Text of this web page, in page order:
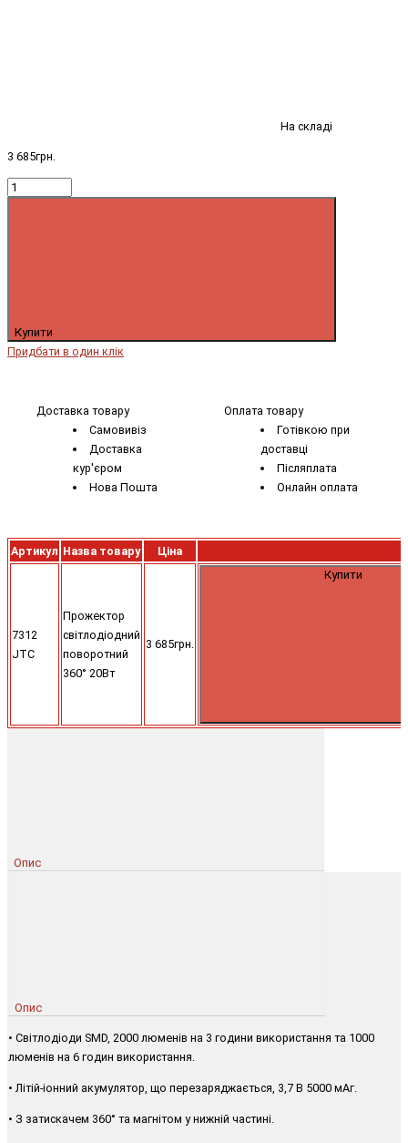
На складі
3 685грн.
Купити
Придбати в один клік
Доставка товару
Самовивіз
Доставка
кур'єром
Нова Пошта
Оплата товару
Готівкою при
доставці
Післяплата
Онлайн оплата
Артикул Назва товару Ціна
7312
JTC
Прожектор
світлодіодний
поворотний
360° 20Вт
3 685грн.
Купити
Опис
Опис
• Світлодіоди SMD, 2000 люменів на 3 години використання та 1000
люменів на 6 годин використання.
• Літій-іонний акумулятор, що перезаряджається, 3,7 В 5000 мАг.
• З затискачем 360° та магнітом у нижній частині.